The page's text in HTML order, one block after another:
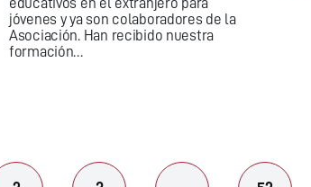
educativos en el extranjero para
jóvenes y ya son colaboradores de la
Asociación. Han recibido nuestra
formación…